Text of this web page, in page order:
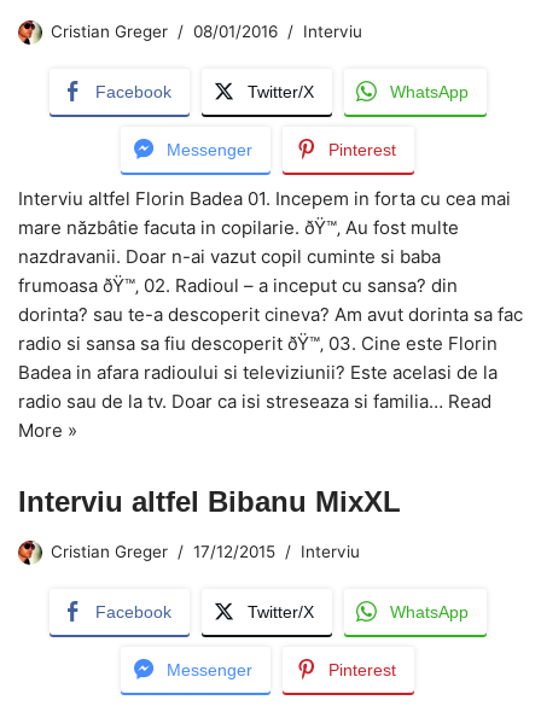
Cristian Greger 08/01/2016 Interviu
Facebook Twitter/X WhatsApp
Messenger Pinterest
Interviu altfel Florin Badea 01. Incepem in forta cu cea mai
mare năzbâtie facuta in copilarie. ðŸ™‚ Au fost multe
nazdravanii. Doar n-ai vazut copil cuminte si baba
frumoasa ðŸ™‚ 02. Radioul – a inceput cu sansa? din
dorinta? sau te-a descoperit cineva? Am avut dorinta sa fac
radio si sansa sa fiu descoperit ðŸ™‚ 03. Cine este Florin
Badea in afara radioului si televiziunii? Este acelasi de la
radio sau de la tv. Doar ca isi streseaza si familia… Read
More »
Interviu altfel Bibanu MixXL
Cristian Greger 17/12/2015 Interviu
Facebook Twitter/X WhatsApp
Messenger Pinterest